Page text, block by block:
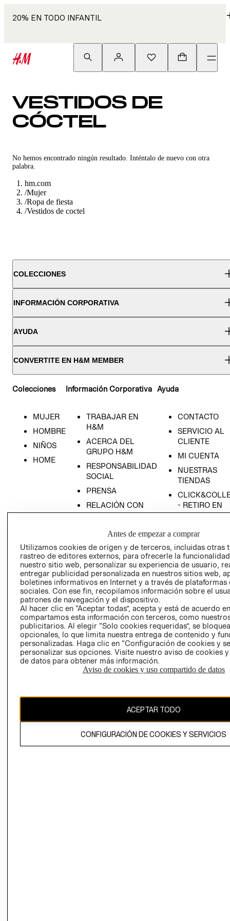
20% EN TODO INFANTIL
VESTIDOS DE
CÓCTEL
No hemos encontrado ningún resultado. Inténtalo de nuevo con otra
palabra.
hm.com
/Mujer
/Ropa de fiesta
/Vestidos de coctel
COLECCIONES
INFORMACIÓN CORPORATIVA
AYUDA
CONVERTITE EN H&M MEMBER
Colecciones
MUJER
HOMBRE
NIÑOS
HOME
Información Corporativa
TRABAJAR EN
H&M
ACERCA DEL
GRUPO H&M
RESPONSABILIDAD
SOCIAL
PRENSA
RELACIÓN CON
INVERSIONISTAS
POLÍTICA
Ayuda
CONTACTO
SERVICIO AL
CLIENTE
MI CUENTA
NUESTRAS
TIENDAS
- RETIRO EN
TIENDA
CONDICIONES
AVISO DE
PRIVACIDAD
GIFT CARD
AVISO DE
COOKIES
El contenido de esta página web está protegido por copyright y es
propiedad de H&M Hennes & Mauritz AB.
Antes de empezar a comprar
Utilizamos cookies de origen y de terceros, incluidas otras
rastreo de editores externos, para ofrecerle la
nuestro sitio web, personalizar su experiencia de usuario,
entregar publicidad personalizada en nuestros sitios web,
boletines informativos en Internet y a través de plataformas
sociales. Con ese fin, recopilamos información sobre el
patrones de navegación y el dispositivo.
Al hacer clic en “Aceptar todas”, acepta y está de acuerdo
compartamos esta información con terceros, como
publicitarios. Al elegir “Solo cookies requeridas”, se
opcionales, lo que limita nuestra entrega de contenido y
personalizadas. Haga clic en “Configuración de cookies y
personalizar sus opciones. Visite nuestro aviso de cookies
de datos para obtener más información.
Aviso de cookies y uso compartido de datos
ACEPTAR TODO
CONFIGURACIÓN DE COOKIES Y SERVICIOS